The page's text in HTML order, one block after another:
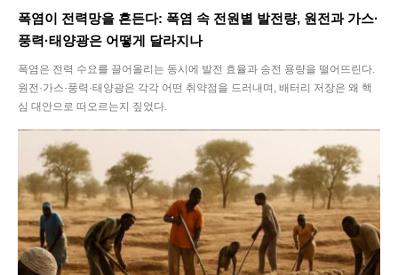
SEARCH...
Climate
Energy
Food
폭염이 전력망을 흔든다: 폭염 속 전원별 발전량, 원전과 가스·
풍력·태양광은 어떻게 달라지나
폭염은 전력 수요를 끌어올리는 동시에 발전 효율과 송전 용량을 떨어뜨린다.
원전·가스·풍력·태양광은 각각 어떤 취약점을 드러내며, 배터리 저장은 왜 핵
심 대안으로 떠오르는지 짚었다.